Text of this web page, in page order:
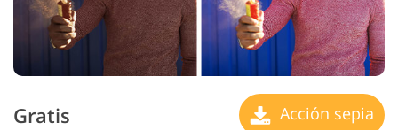
Gratis Acción sepia